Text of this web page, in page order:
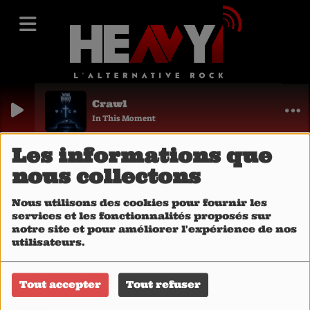
Les informations que
nous collectons
Nous utilisons des cookies pour fournir les
services et les fonctionnalités proposés sur
notre site et pour améliorer l'expérience de nos
utilisateurs.
Tout accepter Tout refuser
Crawl
In This Moment